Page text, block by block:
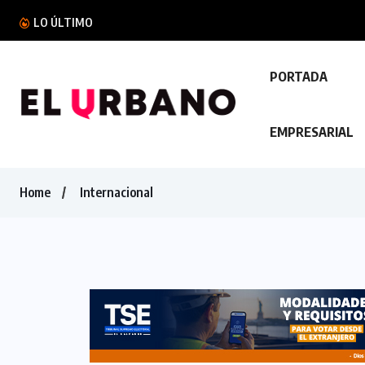
LO ÚLTIMO
PORTADA
EMPRESARIAL
Home Internacional